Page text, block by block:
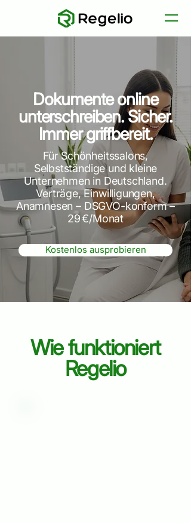
Dokumente online
unterschreiben. Sicher.
Immer griffbereit.
Für Schönheitssalons,
Selbstständige und kleine
Unternehmen in Deutschland.
Verträge, Einwilligungen,
Anamnesen – DSGVO-konform –
29 €/Monat
Kostenlos ausprobieren
Wie funktioniert
Regelio